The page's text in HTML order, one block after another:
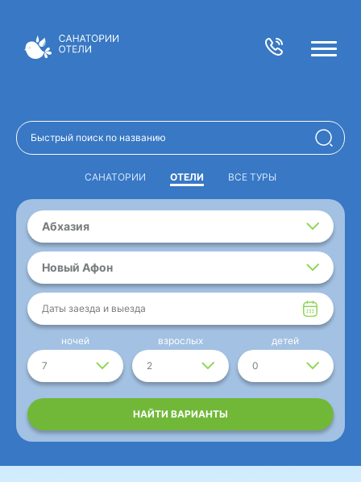
САНАТОРИИ ОТЕЛИ ВСЕ ТУРЫ
Абхазия
Новый Афон
Даты заезда и выезда
7
ночей
2
взрослых
0
детей
НАЙТИ ВАРИАНТЫ